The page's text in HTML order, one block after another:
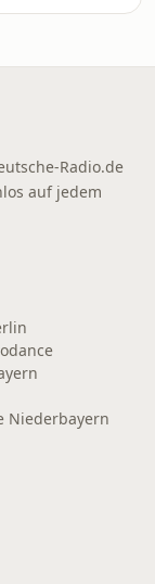
Radio.de
auf jedem
Niederbayern